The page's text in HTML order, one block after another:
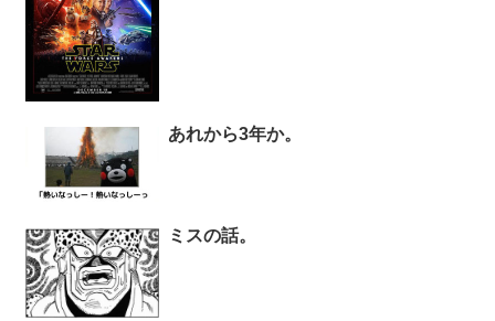
あれから3年か。
ミスの話。